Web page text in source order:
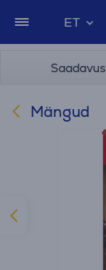
ET
Saadavus
Mängud